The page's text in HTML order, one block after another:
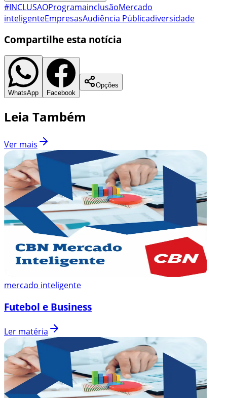
#INCLUSAOProgramainclusãoMercado
inteligenteEmpresasAudiência Públicadiversidade
Compartilhe esta notícia
WhatsApp Facebook
Opções
Leia Também
Ver mais
mercado inteligente
Futebol e Business
Ler matéria